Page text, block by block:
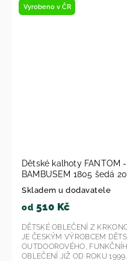
Vyrobeno v ČR
Dětské kalhoty FANTOM
BAMBUSEM 1805 šedá
Skladem u dodavatele
od 510 Kč
DĚTSKÉ OBLEČENÍ Z
JE ČESKÝM VÝROBCEM
OUTDOOROVÉHO,
OBLEČENÍ JIŽ OD ROKU 1999.